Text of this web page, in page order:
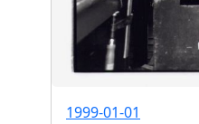
1999-01-01